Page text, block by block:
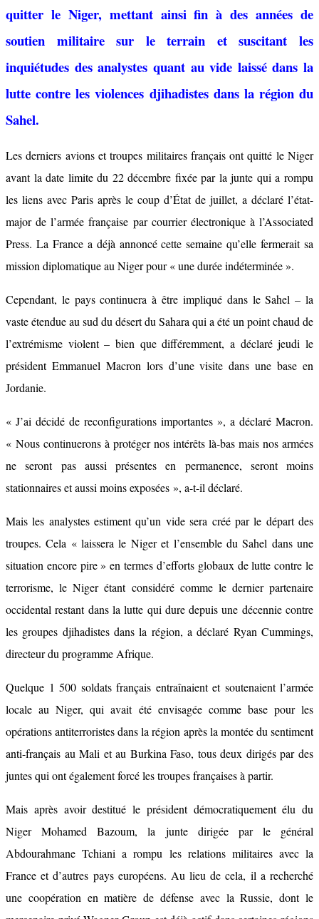
quitter le Niger, mettant ainsi fin à des années de
soutien militaire sur le terrain et suscitant les
inquiétudes des analystes quant au vide laissé dans la
lutte contre les violences djihadistes dans la région du
Sahel.
Les derniers avions et troupes militaires français ont quitté le Niger
avant la date limite du 22 décembre fixée par la junte qui a rompu
les liens avec Paris après le coup d’État de juillet, a déclaré l’état-
major de l’armée française par courrier électronique à l’Associated
Press. La France a déjà annoncé cette semaine qu’elle fermerait sa
mission diplomatique au Niger pour « une durée indéterminée ».
Cependant, le pays continuera à être impliqué dans le Sahel – la
vaste étendue au sud du désert du Sahara qui a été un point chaud de
l’extrémisme violent – ​​bien que différemment, a déclaré jeudi le
président Emmanuel Macron lors d’une visite dans une base en
Jordanie.
« J’ai décidé de reconfigurations importantes », a déclaré Macron.
« Nous continuerons à protéger nos intérêts là-bas mais nos armées
ne seront pas aussi présentes en permanence, seront moins
stationnaires et aussi moins exposées », a-t-il déclaré.
Mais les analystes estiment qu’un vide sera créé par le départ des
troupes. Cela « laissera le Niger et l’ensemble du Sahel dans une
situation encore pire » en termes d’efforts globaux de lutte contre le
terrorisme, le Niger étant considéré comme le dernier partenaire
occidental restant dans la lutte qui dure depuis une décennie contre
les groupes djihadistes dans la région, a déclaré Ryan Cummings,
directeur du programme Afrique.
Quelque 1 500 soldats français entraînaient et soutenaient l’armée
locale au Niger, qui avait été envisagée comme base pour les
opérations antiterroristes dans la région après la montée du sentiment
anti-français au Mali et au Burkina Faso, tous deux dirigés par des
juntes qui ont également forcé les troupes françaises à partir.
Mais après avoir destitué le président démocratiquement élu du
Niger Mohamed Bazoum, la junte dirigée par le général
Abdourahmane Tchiani a rompu les relations militaires avec la
France et d’autres pays européens. Au lieu de cela, il a recherché
une coopération en matière de défense avec la Russie, dont le